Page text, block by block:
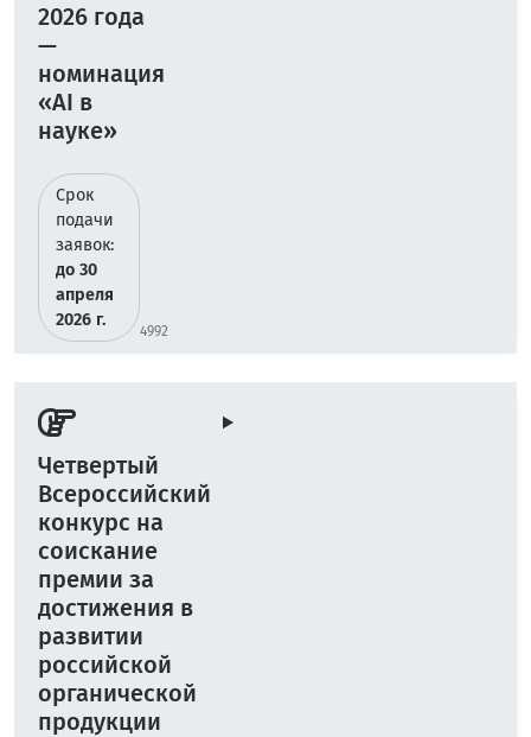
2026 года
—
номинация
«AI в
науке»
Срок
подачи
заявок:
до 30
апреля
2026 г.
4992
Четвертый
Всероссийский
конкурс на
соискание
премии за
достижения в
развитии
российской
органической
продукции